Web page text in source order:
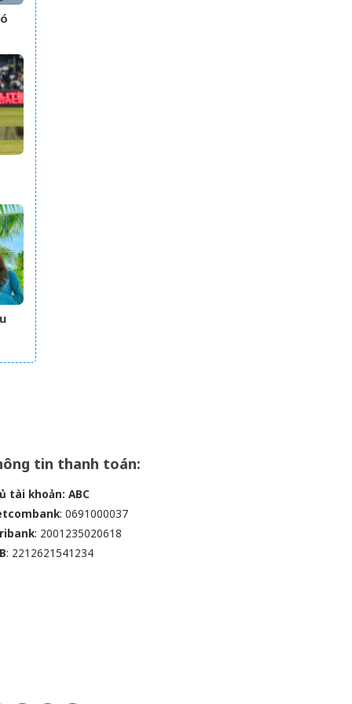
tin thanh toán:
tài khoản: ABC
: 0691000037
: 2001235020618
: 2212621541234